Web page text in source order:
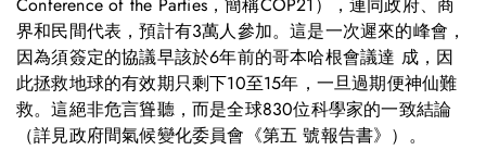
Conference of the Parties，簡稱COP21），連同政府、商
界和民間代表，預計有3萬人參加。這是一次遲來的峰會，
因為須簽定的協議早該於6年前的哥本哈根會議達 成，因
此拯救地球的有效期只剩下10至15年，一旦過期便神仙難
救。這絕非危言聳聽，而是全球830位科學家的一致結論
（詳見政府間氣候變化委員會《第五 號報告書》）。